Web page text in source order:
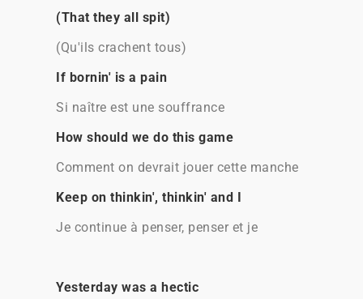
(That they all spit)
(Qu'ils crachent tous)
If bornin' is a pain
Si naître est une souffrance
How should we do this game
Comment on devrait jouer cette manche
Keep on thinkin', thinkin' and I
Je continue à penser, penser et je
Yesterday was a hectic